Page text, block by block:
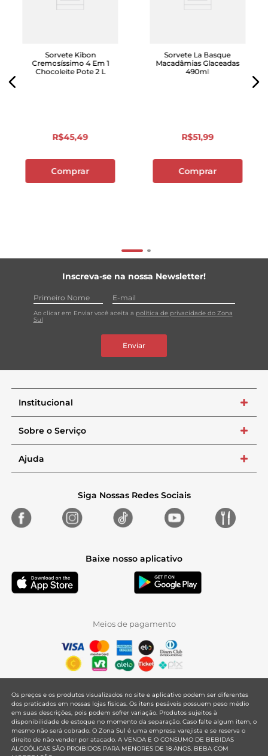
Sorvete Kibon
Cremosíssimo 4 Em 1
Chocoleite Pote 2 L
R$45,49
Comprar
Sorvete La Basque
Macadâmias Glaceadas
490ml
R$51,99
Comprar
Inscreva-se na nossa Newsletter!
Ao clicar em Enviar você aceita a política de privacidade do Zona
Sul
Enviar
Institucional +
Sobre o Serviço +
Ajuda +
Siga Nossas Redes Sociais
Baixe nosso aplicativo
Meios de pagamento
Os preços e os produtos visualizados no site e aplicativo podem ser diferentes
dos praticados em nossas lojas físicas. Os itens pesáveis possuem peso médio
em suas descrições, pois podem sofrer variação. Produtos sujeitos à
disponibilidade de estoque no momento da separação. Caso falte algum item, o
mesmo não será cobrado. O Zona Sul é uma empresa varejista e se reserva o
direito de não vender por atacado. A VENDA E O CONSUMO DE BEBIDAS
ALCOÓLICAS SÃO PROIBIDOS PARA MENORES DE 18 ANOS. BEBA COM